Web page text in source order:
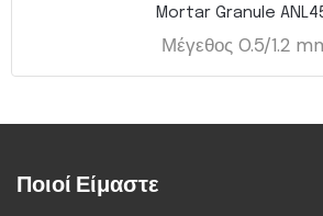
Mortar Granule
Μέγεθος 0.5/1.2
Ποιοί Είμαστε